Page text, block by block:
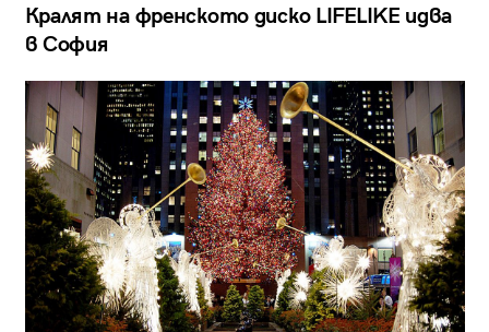
Кралят на френското диско LIFELIKE идва
в София